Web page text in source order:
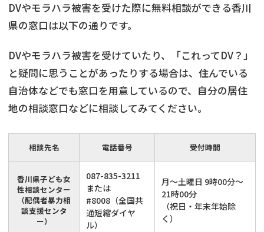
DVやモラハラ被害を受けた際に無料相談ができる香川
県の窓口は以下の通りです。
DVやモラハラ被害を受けていたり、「これってDV？」
と疑問に思うことがあったりする場合は、住んでいる
自治体などでも窓口を用意しているので、自分の居住
地の相談窓口などに相談してみてください。
相談先名 電話番号 受付時間
香川県子ども女
性相談センター
（配偶者暴力相
談支援センタ
ー）
087-835-3211
または
#8008（全国共
通短縮ダイヤ
ル）
月～土曜日 9時00分～
21時00分
（祝日・年末年始除
く）